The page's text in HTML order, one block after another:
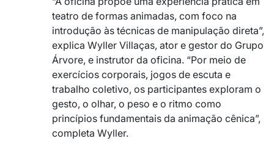
teatro de formas animadas, com foco na
introdução às técnicas de manipulação direta”,
explica Wyller Villaças, ator e gestor do Grupo
Árvore, e instrutor da oficina. “Por meio de
exercícios corporais, jogos de escuta e
trabalho coletivo, os participantes exploram o
gesto, o olhar, o peso e o ritmo como
princípios fundamentais da animação cênica”,
completa Wyller.